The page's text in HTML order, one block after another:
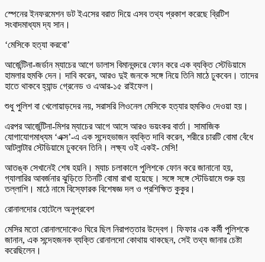
স্পেনের ইনফরমেশন ডট ইএসের বরাত দিয়ে এসব তথ্য প্রকাশ করেছে ব্রিটিশ
সংবাদমাধ্যম দ্য সান।
‘মেসিকে হত্যা করবো’
আর্জেন্টিনা-জর্ডান ম্যাচের আগে ডালাস বিমানবন্দরে ফোন করে এক ব্যক্তি স্টেডিয়ামে
হামলার হুমকি দেন। দাবি করেন, আরও দুই জনকে সঙ্গে নিয়ে তিনি মাঠে ঢুকবেন। তাদের
হাতে থাকবে হ্যান্ড গ্রেনেড ও এআর-১৫ রাইফেল।
শুধু পুলিশ বা খেলোয়াড়দের নয়, সরাসরি লিওনেল মেসিকে হত্যার হুমকিও দেওয়া হয়।
এরপর আর্জেন্টিনা-মিশর ম্যাচের আগে আসে আরও ভয়ংকর বার্তা। সামাজিক
যোগাযোগমাধ্যম ‘এক্স’-এ এক সন্দেহভাজন ব্যক্তি দাবি করেন, শরীরে চারটি বোমা বেঁধে
আটলান্টার স্টেডিয়ামে ঢুকবেন তিনি। লক্ষ্য ওই একই- মেসি!
আতঙ্ক সেখানেই শেষ হয়নি। ম্যাচ চলাকালে পুলিশকে ফোন করে জানানো হয়,
গ্যালারির আবর্জনার ঝুড়িতে তিনটি বোমা রাখা হয়েছে। সঙ্গে সঙ্গে স্টেডিয়ামে শুরু হয়
তল্লাশি। মাঠে নামে বিস্ফোরক বিশেষজ্ঞ দল ও প্রশিক্ষিত কুকুর।
রোনালদোর হোটেলে অনুপ্রবেশ
মেসির মতো রোনালদোকেও ঘিরে ছিল নিরাপত্তার উদ্বেগ। ফিফার এক কর্মী পুলিশকে
জানান, এক সন্দেহজনক ব্যক্তি রোনালদো কোথায় থাকছেন, সেই তথ্য জানার চেষ্টা
করেছিলেন।